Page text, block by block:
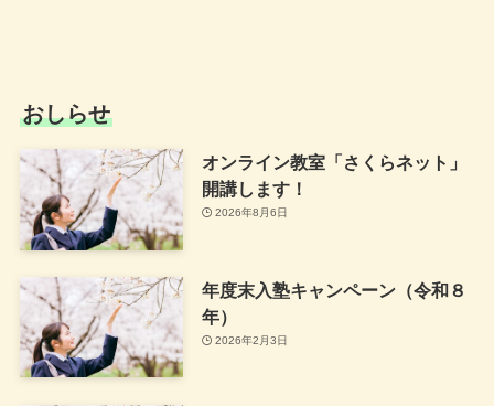
おしらせ
オンライン教室「さくらネット」
開講します！
2026年8月6日
年度末入塾キャンペーン（令和８
年）
2026年2月3日